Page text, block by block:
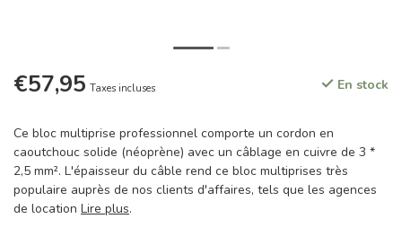
€57,95 Taxes incluses En stock
Ce bloc multiprise professionnel comporte un cordon en
caoutchouc solide (néoprène) avec un câblage en cuivre de 3 *
2,5 mm². L'épaisseur du câble rend ce bloc multiprises très
populaire auprès de nos clients d'affaires, tels que les agences
de location Lire plus.